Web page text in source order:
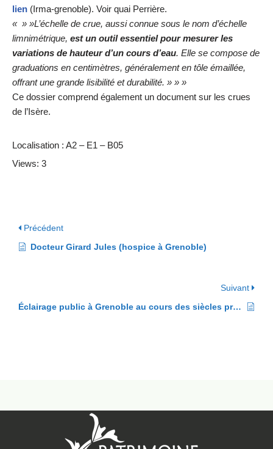
lien (Irma-grenoble). Voir quai Perrière.
« » »L’échelle de crue, aussi connue sous le nom d’échelle
limnimétrique, est un outil essentiel pour mesurer les
variations de hauteur d’un cours d’eau. Elle se compose de
graduations en centimètres, généralement en tôle émaillée,
offrant une grande lisibilité et durabilité. » » »
Ce dossier comprend également un document sur les crues
de l’Isère.
Localisation : A2 – E1 – B05
Views: 3
Précédent
Docteur Girard Jules (hospice à Grenoble)
Suivant
Éclairage public à Grenoble au cours des siècles précédents à aujourd’hui